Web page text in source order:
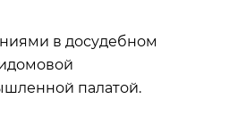
в досудебном
палатой.